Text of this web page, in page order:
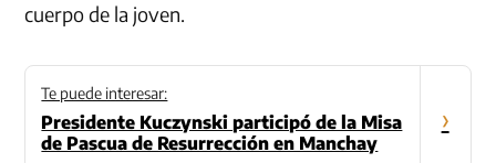
cuerpo de la joven.
Te puede interesar:
Presidente Kuczynski participó de la Misa
de Pascua de Resurrección en Manchay
›